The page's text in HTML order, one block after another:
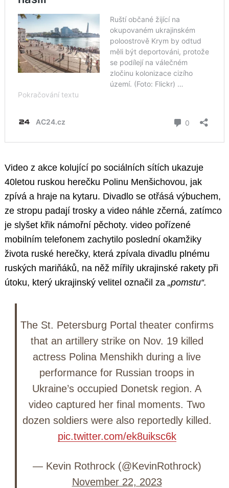
Video z akce kolující po sociálních sítích ukazuje
40letou ruskou herečku Polinu Menšichovou, jak
zpívá a hraje na kytaru. Divadlo se otřásá výbuchem,
ze stropu padají trosky a video náhle zčerná, zatímco
je slyšet křik námořní pěchoty. video pořízené
mobilním telefonem zachytilo poslední okamžiky
života ruské herečky, která zpívala divadlu plnému
ruských mariňáků, na něž mířily ukrajinské rakety při
útoku, který ukrajinský velitel označil za „pomstu“.
The St. Petersburg Portal theater confirms
that an artillery strike on Nov. 19 killed
actress Polina Menshikh during a live
performance for Russian troops in
Ukraine’s occupied Donetsk region. A
video captured her final moments. Two
dozen soldiers were also reportedly killed.
pic.twitter.com/ek8uiksc6k
— Kevin Rothrock (@KevinRothrock)
November 22, 2023